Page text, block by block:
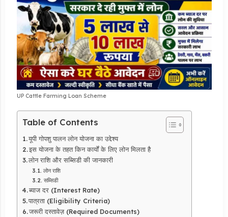
UP Cattle Farming Loan Scheme
Table of Contents
यूपी गोपशु पालन लोन योजना का उद्देश्य
इस योजना के तहत किन कार्यों के लिए लोन मिलता है
लोन राशि और सब्सिडी की जानकारी
लोन राशि
सब्सिडी
ब्याज दर (Interest Rate)
पात्रता (Eligibility Criteria)
जरूरी दस्तावेज़ (Required Documents)